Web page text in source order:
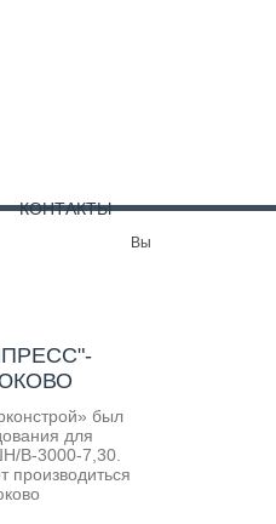
КОНТАКТЫ
Вы
был
для
В-3000-7,30.
производиться